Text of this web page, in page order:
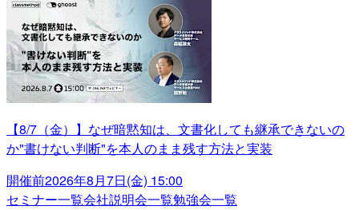
【8/7（金）】なぜ暗黙知は、文書化しても継承できないの
か"書けない判断"を本人のまま残す方法と実装
開催前2026年8月7日(金) 15:00
セミナー一覧会社説明会一覧勉強会一覧